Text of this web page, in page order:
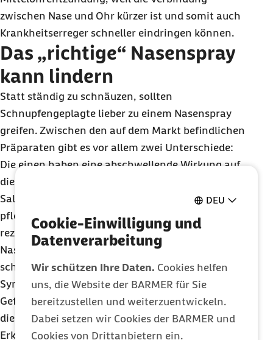
DEU
Cookie-Einwilligung und
Datenverarbeitung
Wir schützen Ihre Daten. Cookies helfen
uns, die Website der BARMER für Sie
bereitzustellen und weiterzuentwickeln.
Dabei setzen wir Cookies der BARMER und
Cookies von Drittanbietern ein.
zwischen Nase und Ohr kürzer ist und somit auch
Krankheitserreger schneller eindringen können.
Das „richtige“ Nasenspray
kann lindern
Statt ständig zu schnäuzen, sollten
Schnupfengeplagte lieber zu einem Nasenspray
greifen. Zwischen den auf dem Markt befindlichen
Präparaten gibt es vor allem zwei Unterschiede:
Die einen haben eine abschwellende Wirkung auf
die Nasenschleimhaut, die anderen, meist auf
Salzwasser basierend, einen vorwiegend
pflegenden und befeuchtenden Effekt. Die
rezeptfrei erhältlichen, abschwellend wirkenden
Nasensprays aus der Apotheke helfen oft sehr
schnell. Die enthaltenen Wirkstoffe (Alpha-
Sympathomimetika) sorgen dafür, dass sich die
Gefäße der Schleimhaut zusammenziehen und so
die Schleimhaut abschwillt. Bei akuten
Erkältungen ist ihr Einsatz sinnvoll, weil dadurch